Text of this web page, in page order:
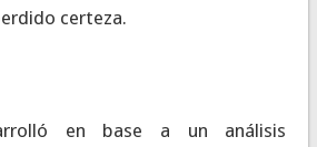
certeza.
en base a un análisis